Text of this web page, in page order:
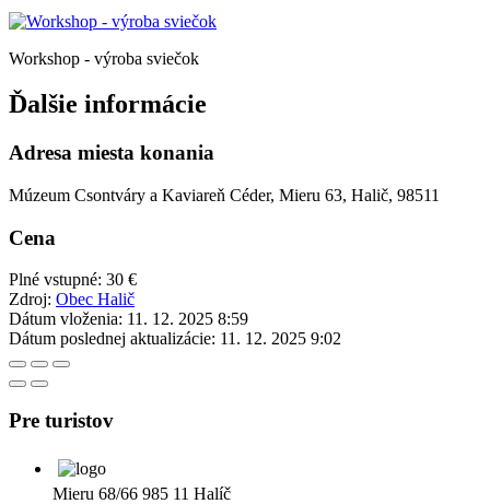
Workshop - výroba sviečok
Ďalšie informácie
Adresa miesta konania
Múzeum Csontváry a Kaviareň Céder, Mieru 63, Halič, 98511
Cena
Plné vstupné: 30 €
Zdroj: Obec Halič
Dátum vloženia: 11. 12. 2025 8:59
Dátum poslednej aktualizácie: 11. 12. 2025 9:02
Pre turistov
Mieru 68/66 985 11 Halíč